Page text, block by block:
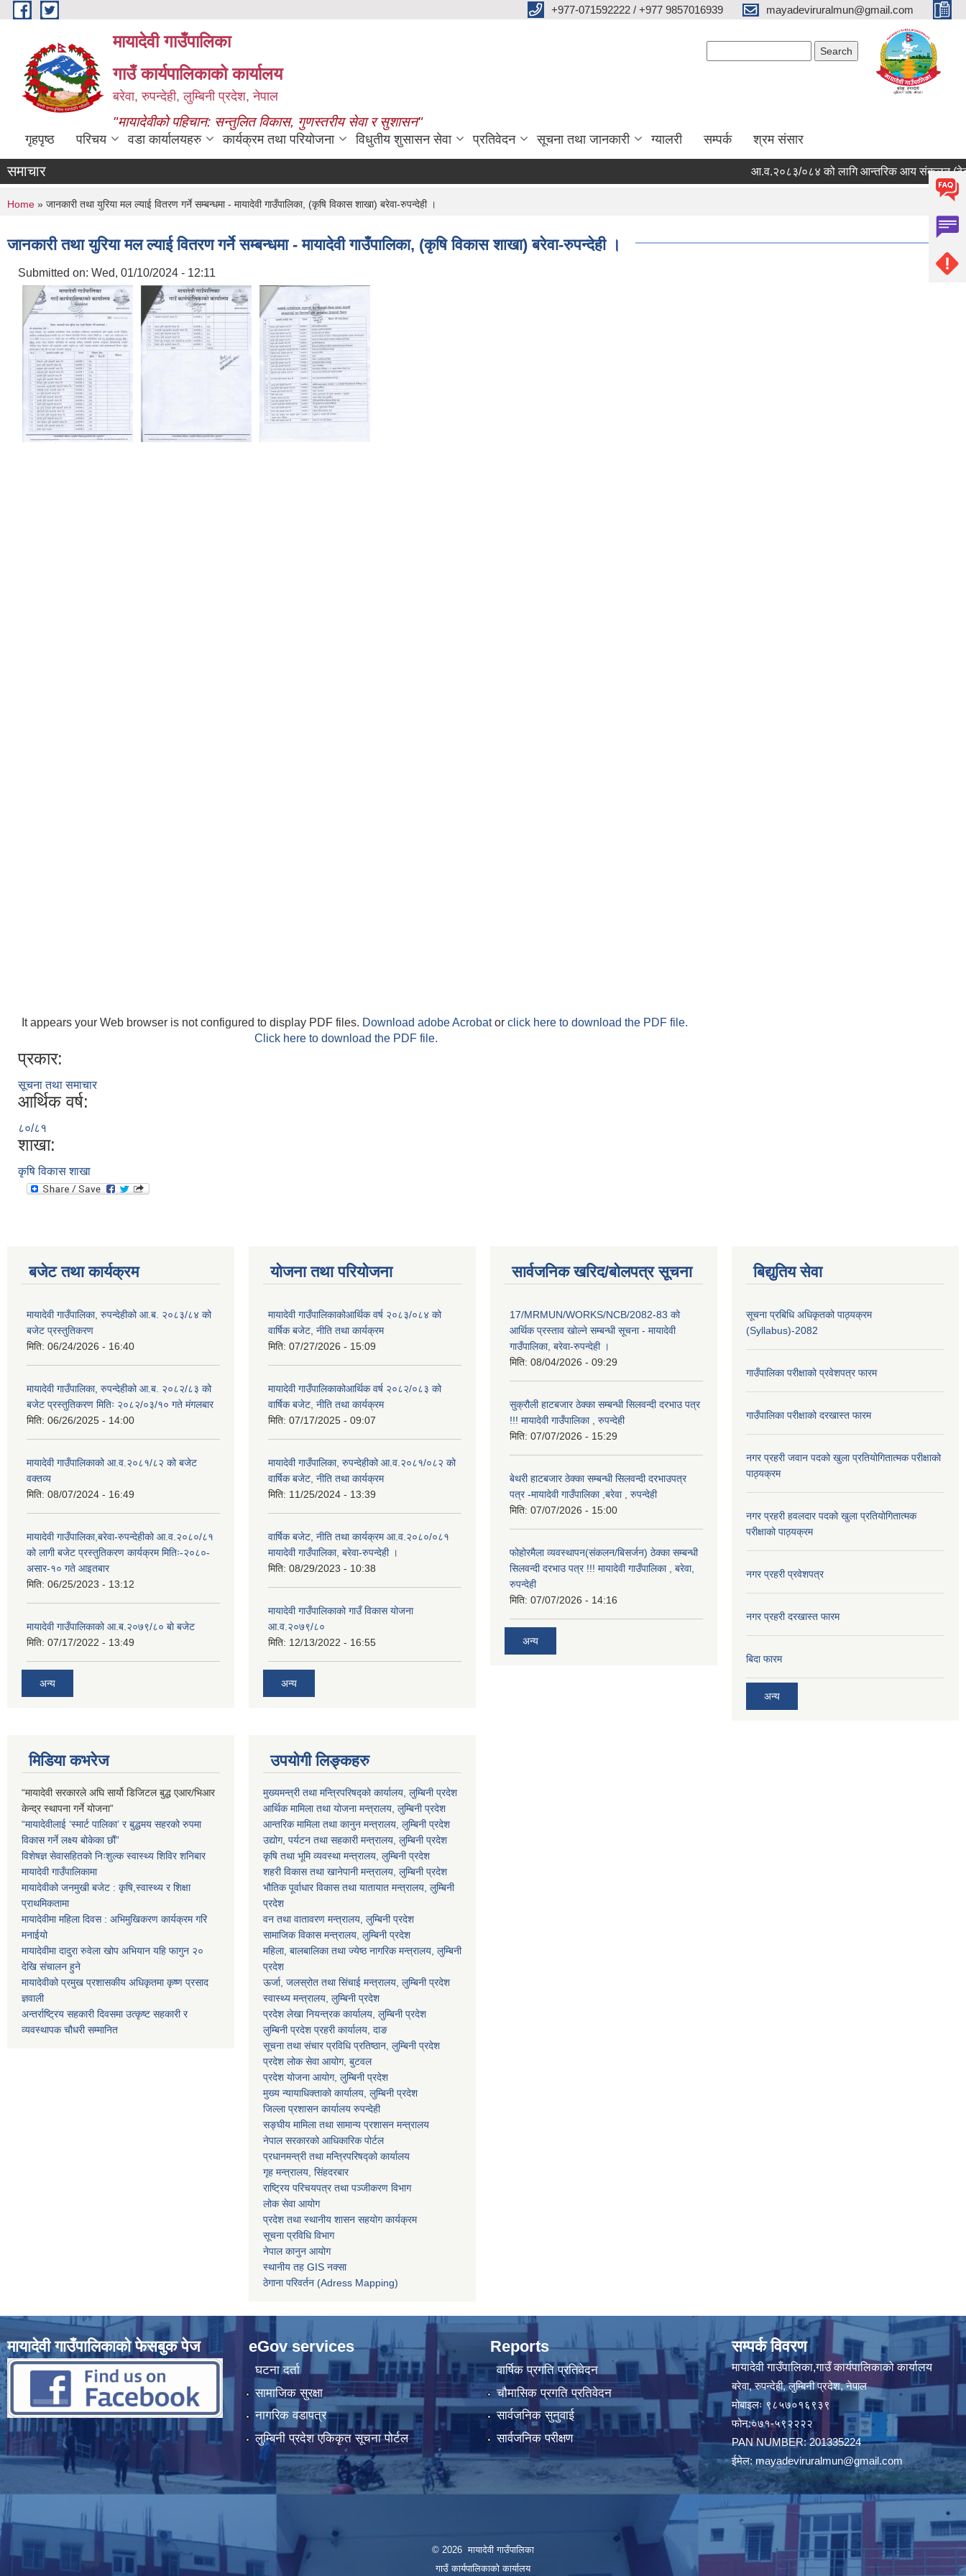
Skip to main content +977-071592222 / +977 9857016939 mayadeviruralmun@gmail.com
मायादेवी गाउँपालिका
गाउँ कार्यपालिकाको कार्यालय
बरेवा, रुपन्देही, लुम्बिनी प्रदेश, नेपाल
"मायादेवीको पहिचान: सन्तुलित विकास, गुणस्तरीय सेवा र सुशासन"
गृहपृष्ठ परिचय वडा कार्यालयहरु कार्यक्रम तथा परियोजना विधुतीय शुसासन सेवा प्रतिवेदन सूचना तथा जानकारी ग्यालरी सम्पर्क श्रम संसार
समाचार आ.व.२०८३/०८४ को लागि आन्तरिक आय संकलन (ठेक्का
You are here
Home » जानकारी तथा युरिया मल ल्याई वितरण गर्ने सम्बन्धमा - मायादेवी गाउँपालिका, (कृषि विकास शाखा) बरेवा-रुपन्देही ।
जानकारी तथा युरिया मल ल्याई वितरण गर्ने सम्बन्धमा - मायादेवी गाउँपालिका, (कृषि विकास शाखा) बरेवा-रुपन्देही ।
Submitted on: Wed, 01/10/2024 - 12:11
It appears your Web browser is not configured to display PDF files. Download adobe Acrobator click here to download the PDF file.
Click here to download the PDF file.
प्रकार:
सूचना तथा समाचार
आर्थिक वर्ष:
८०/८१
शाखा:
कृषि विकास शाखा
बजेट तथा कार्यक्रम
मायादेवी गाउँपालिका, रुपन्देहीको आ.ब. २०८३/८४ को
बजेट प्रस्तुतिकरण
मिति: 06/24/2026 - 16:40
मायादेवी गाउँपालिका, रुपन्देहीको आ.ब. २०८२/८३ को
बजेट प्रस्तुतिकरण मितिः २०८२/०३/१० गते मंगलबार
मिति: 06/26/2025 - 14:00
मायादेवी गाउँपालिकाको आ.व.२०८१/८२ को बजेट
वक्तव्य
मिति: 08/07/2024 - 16:49
मायादेवी गाउँपालिका,बरेवा-रुपन्देहीको आ.व.२०८०/८१
को लागी बजेट प्रस्तुतिकरण कार्यक्रम मितिः-२०८०-
असार-१० गते आइतबार
मिति: 06/25/2023 - 13:12
मायादेवी गाउँपालिकाको आ.ब.२०७९/८० बो बजेट
मिति: 07/17/2022 - 13:49
अन्य
योजना तथा परियोजना
मायादेवी गाउँपालिकाकोआर्थिक वर्ष २०८३/०८४ को
वार्षिक बजेट, नीति तथा कार्यक्रम
मिति: 07/27/2026 - 15:09
मायादेवी गाउँपालिकाकोआर्थिक वर्ष २०८२/०८३ को
वार्षिक बजेट, नीति तथा कार्यक्रम
मिति: 07/17/2025 - 09:07
मायादेवी गाउँपालिका, रुपन्देहीको आ.व.२०८१/०८२ को
वार्षिक बजेट, नीति तथा कार्यक्रम
मिति: 11/25/2024 - 13:39
वार्षिक बजेट, नीति तथा कार्यक्रम आ.व.२०८०/०८१
मायादेवी गाउँपालिका, बरेवा-रुपन्देही ।
मिति: 08/29/2023 - 10:38
मायादेवी गाउँपालिकाको गाउँ विकास योजना
आ.व.२०७९/८०
मिति: 12/13/2022 - 16:55
अन्य
सार्वजनिक खरिद/बोलपत्र सूचना
17/MRMUN/WORKS/NCB/2082-83 को
आर्थिक प्रस्ताव खोल्ने सम्बन्धी सूचना - मायादेवी
गाउँपालिका, बरेवा-रुपन्देही ।
मिति: 08/04/2026 - 09:29
सुक्रौली हाटबजार ठेक्का सम्बन्धी सिलवन्दी दरभाउ पत्र
!!! मायादेवी गाउँपालिका , रुपन्देही
मिति: 07/07/2026 - 15:29
बेथरी हाटबजार ठेक्का सम्बन्धी सिलवन्दी दरभाउपत्र
पत्र -मायादेवी गाउँपालिका ,बरेवा , रुपन्देही
मिति: 07/07/2026 - 15:00
फोहोरमैला व्यवस्थापन(संकलन/बिसर्जन) ठेक्का सम्बन्धी
सिलवन्दी दरभाउ पत्र !!! मायादेवी गाउँपालिका , बरेवा,
रुपन्देही
मिति: 07/07/2026 - 14:16
अन्य
बिद्युतिय सेवा
सूचना प्रबिधि अधिकृतको पाठ्यक्रम
(Syllabus)-2082
गाउँपालिका परीक्षाको प्रवेशपत्र फारम
गाउँपालिका परीक्षाको दरखास्त फारम
नगर प्रहरी जवान पदको खुला प्रतियोगितात्मक परीक्षाको
पाठ्यक्रम
नगर प्रहरी हवलदार पदको खुला प्रतियोगितात्मक
परीक्षाको पाठ्यक्रम
नगर प्रहरी प्रवेशपत्र
नगर प्रहरी दरखास्त फारम
बिदा फारम
अन्य
मिडिया कभरेज
“मायादेवी सरकारले अघि सार्यो डिजिटल बुद्ध एआर/भिआर
केन्द्र स्थापना गर्ने योजना”
“मायादेवीलाई ‘स्मार्ट पालिका’ र बुद्धमय सहरको रुपमा
विकास गर्ने लक्ष्य बोकेका छौं”
विशेषज्ञ सेवासहितको निःशुल्क स्वास्थ्य शिविर शनिबार
मायादेवी गाउँपालिकामा
मायादेवीको जनमुखी बजेट : कृषि,स्वास्थ्य र शिक्षा
प्राथमिकतामा
मायादेवीमा महिला दिवस : अभिमुखिकरण कार्यक्रम गरि
मनाईयो
मायादेवीमा दादुरा रुवेला खोप अभियान यहि फागुन २०
देखि संचालन हुने
मायादेवीको प्रमुख प्रशासकीय अधिकृतमा कृष्ण प्रसाद
ज्ञवाली
अन्तर्राष्ट्रिय सहकारी दिवसमा उत्कृष्ट सहकारी र
व्यवस्थापक चौधरी सम्मानित
उपयोगी लिङ्कहरु
मुख्यमन्त्री तथा मन्त्रिपरिषद्को कार्यालय, लुम्बिनी प्रदेश
आर्थिक मामिला तथा योजना मन्त्रालय, लुम्बिनी प्रदेश
आन्तरिक मामिला तथा कानुन मन्त्रालय, लुम्बिनी प्रदेश
उद्योग, पर्यटन तथा सहकारी मन्त्रालय, लुम्बिनी प्रदेश
कृषि तथा भूमि व्यवस्था मन्त्रालय, लुम्बिनी प्रदेश
शहरी विकास तथा खानेपानी मन्त्रालय, लुम्बिनी प्रदेश
भौतिक पूर्वाधार विकास तथा यातायात मन्त्रालय, लुम्बिनी
प्रदेश
वन तथा वातावरण मन्त्रालय, लुम्बिनी प्रदेश
सामाजिक विकास मन्त्रालय, लुम्बिनी प्रदेश
महिला, बालबालिका तथा ज्येष्ठ नागरिक मन्त्रालय, लुम्बिनी
प्रदेश
ऊर्जा, जलस्रोत तथा सिंचाई मन्त्रालय, लुम्बिनी प्रदेश
स्वास्थ्य मन्त्रालय, लुम्बिनी प्रदेश
प्रदेश लेखा नियन्त्रक कार्यालय, लुम्बिनी प्रदेश
लुम्बिनी प्रदेश प्रहरी कार्यालय, दाङ
सूचना तथा संचार प्रविधि प्रतिष्ठान, लुम्बिनी प्रदेश
प्रदेश लोक सेवा आयोग, बुटवल
प्रदेश योजना आयोग, लुम्बिनी प्रदेश
मुख्य न्यायाधिक्ताको कार्यालय, लुम्बिनी प्रदेश
जिल्ला प्रशासन कार्यालय रुपन्देही
सङ्घीय मामिला तथा सामान्य प्रशासन मन्त्रालय
नेपाल सरकारको आधिकारिक पोर्टल
प्रधानमन्त्री तथा मन्त्रिपरिषद्को कार्यालय
गृह मन्त्रालय, सिंहदरबार
राष्ट्रिय परिचयपत्र तथा पञ्जीकरण विभाग
लोक सेवा आयोग
प्रदेश तथा स्थानीय शासन सहयोग कार्यक्रम
सूचना प्रविधि विभाग
नेपाल कानुन आयोग
स्थानीय तह GIS नक्सा
ठेगाना परिवर्तन (Adress Mapping)
मायादेवी गाउँपालिकाको फेसबुक पेज eGov services
घटना दर्ता
सामाजिक सुरक्षा
नागरिक वडापत्र
लुम्बिनी प्रदेश एकिकृत सूचना पोर्टल
Reports
वार्षिक प्रगति प्रतिवेदन
चौमासिक प्रगति प्रतिवेदन
सार्वजनिक सुनुवाई
सार्वजनिक परीक्षण
सम्पर्क विवरण
मायादेवी गाउँपालिका,गाउँ कार्यपालिकाको कार्यालय
बरेवा, रुपन्देही, लुम्बिनी प्रदेश, नेपाल
मोबाइलः ९८५७०१६९३९
फोन:०७१-५९२२२२
PAN NUMBER: 201335224
ईमेल: mayadeviruralmun@gmail.com
© 2026 मायादेवी गाउँपालिका
गाउँ कार्यपालिकाको कार्यालय